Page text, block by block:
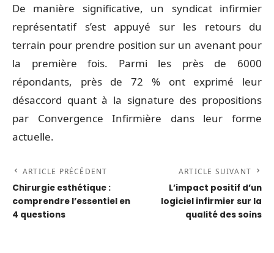
De manière significative, un syndicat infirmier
représentatif s’est appuyé sur les retours du
terrain pour prendre position sur un avenant pour
la première fois. Parmi les près de 6000
répondants, près de 72 % ont exprimé leur
désaccord quant à la signature des propositions
par Convergence Infirmière dans leur forme
actuelle.
ARTICLE PRÉCÉDENT
Chirurgie esthétique :
comprendre l’essentiel en
4 questions
ARTICLE SUIVANT
L’impact positif d’un
logiciel infirmier sur la
qualité des soins